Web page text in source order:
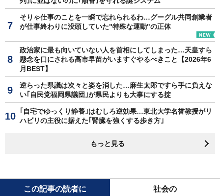
そりゃ仕事のことを一瞬で忘れられるわ…グーグル共同創業者
が仕事終わりに没頭していた"特殊な運動"の正体
政治家に最も向いていない人を首相にしてしまった…天皇すら
懸念を口にされる高市早苗がいますぐやるべきこと【2026年6
月BEST】
逆らった県議は次々と姿を消した…麻生太郎ですら手に負えな
い｢自民党福岡県議団｣が県民よりも大事にする掟
｢自宅でゆっくり静養｣はむしろ逆効果…東北大学名誉教授がリ
ハビリの主役に据えた｢腎臓を強くする歩き方｣
もっと見る
この記事の読者に 社会の